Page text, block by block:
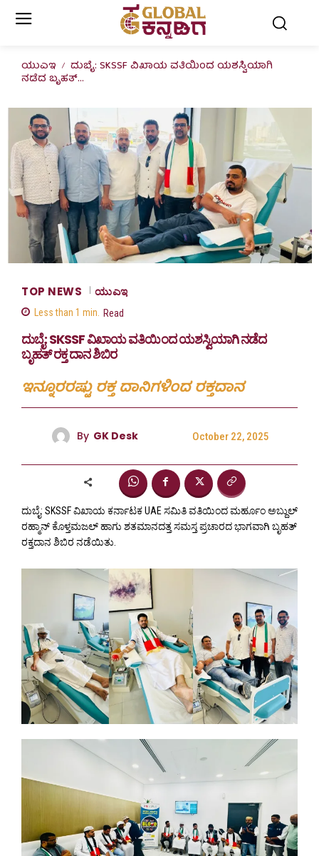
ಯುಎಇ ದುಬೈ: SKSSF ವಿಖಾಯ ವತಿಯಿಂದ ಯಶಸ್ವಿಯಾಗಿ
ನಡೆದ ಬೃಹತ್...
TOP NEWS ಯುಎಇ
Less than 1 min. Read
ದುಬೈ: SKSSF ವಿಖಾಯ ವತಿಯಿಂದ ಯಶಸ್ವಿಯಾಗಿ ನಡೆದ
ಬೃಹತ್ ರಕ್ತ ದಾನ ಶಿಬಿರ
ಇನ್ನೂರರಷ್ಟು ರಕ್ತ ದಾನಿಗಳಿಂದ ರಕ್ತದಾನ
By GK Desk October 22, 2025
ದುಬೈ: SKSSF ವಿಖಾಯ ಕರ್ನಾಟಕ UAE ಸಮಿತಿ ವತಿಯಿಂದ ಮರ್ಹೂಂ ಅಬ್ದುಲ್
ರಹ್ಮಾನ್ ಕೊಳ್ತಮಜಲ್ ಹಾಗು ಶತಮಾನದತ್ತ ಸಮಸ್ತ ಪ್ರಚಾರದ ಭಾಗವಾಗಿ ಬೃಹತ್
ರಕ್ತದಾನ ಶಿಬಿರ ನಡೆಯಿತು.